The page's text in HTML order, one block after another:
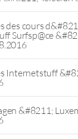
des cours
Surfsp@ce
Internetstuff
&#8211;